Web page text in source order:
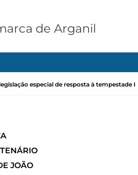
especial de resposta à tempestade
JOÃO